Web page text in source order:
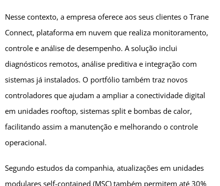
Nesse contexto, a empresa oferece aos seus clientes o Trane
Connect, plataforma em nuvem que realiza monitoramento,
controle e análise de desempenho. A solução inclui
diagnósticos remotos, análise preditiva e integração com
sistemas já instalados. O portfólio também traz novos
controladores que ajudam a ampliar a conectividade digital
em unidades rooftop, sistemas split e bombas de calor,
facilitando assim a manutenção e melhorando o controle
operacional.
Segundo estudos da companhia, atualizações em unidades
modulares self-contained (MSC) também permitem até 30%